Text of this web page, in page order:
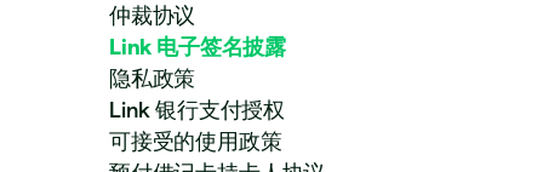
仲裁协议
Link 电子签名披露
隐私政策
Link 银行支付授权
可接受的使用政策